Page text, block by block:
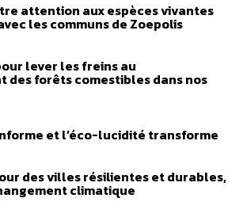
attention aux espèces vivantes
les communs de Zoepolis
lever les freins au
des forêts comestibles dans nos
et l’éco-lucidité transforme
des villes résilientes et durables,
climatique